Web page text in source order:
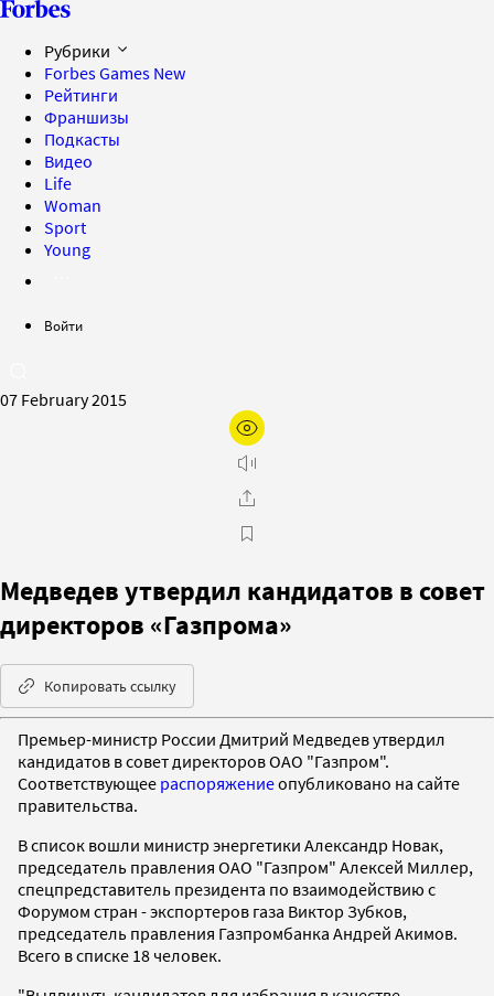
Рубрики
Forbes Games New
Рейтинги
Франшизы
Подкасты
Видео
Life
Woman
Sport
Young
Войти
07 February 2015
Медведев утвердил кандидатов в совет
директоров «Газпрома»
Копировать ссылку
Премьер-министр России Дмитрий Медведев утвердил
кандидатов в совет директоров ОАО "Газпром".
Соответствующее распоряжениеопубликовано на сайте
правительства.
В список вошли министр энергетики Александр Новак,
председатель правления ОАО "Газпром" Алексей Миллер,
спецпредставитель президента по взаимодействию с
Форумом стран - экспортеров газа Виктор Зубков,
председатель правления Газпромбанка Андрей Акимов.
Всего в списке 18 человек.